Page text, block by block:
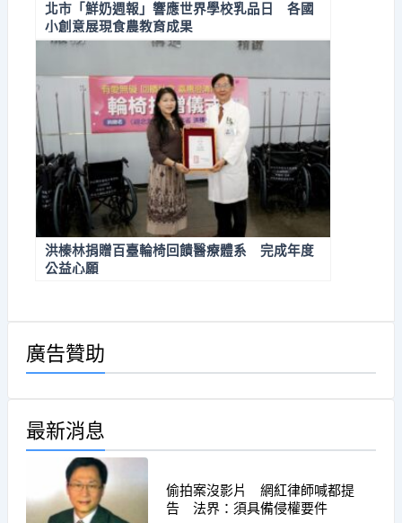
北市「鮮奶週報」響應世界學校乳品日 各國
小創意展現食農教育成果
洪榛林捐贈百臺輪椅回饋醫療體系 完成年度
公益心願
廣告贊助
最新消息
偷拍案沒影片 網紅律師喊都提
告 法界：須具備侵權要件